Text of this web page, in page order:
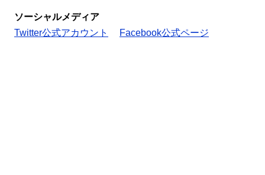
ソーシャルメディア
Twitter公式アカウント
Facebook公式ページ